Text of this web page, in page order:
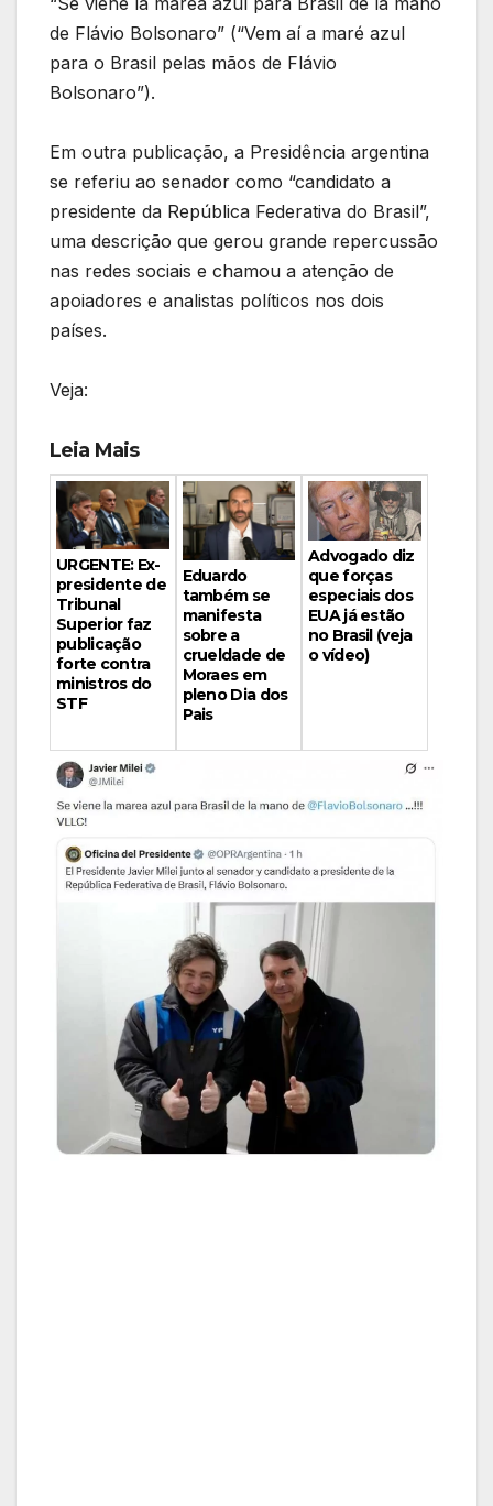
de Flávio Bolsonaro” (“Vem aí a maré azul
para o Brasil pelas mãos de Flávio
Bolsonaro”).
Em outra publicação, a Presidência argentina
se referiu ao senador como “candidato a
presidente da República Federativa do Brasil”,
uma descrição que gerou grande repercussão
nas redes sociais e chamou a atenção de
apoiadores e analistas políticos nos dois
países.
Veja:
Leia Mais
URGENTE: Ex-
presidente de
Tribunal
Superior faz
publicação
forte contra
ministros do
STF
Eduardo
também se
manifesta
sobre a
crueldade de
Moraes em
pleno Dia dos
Pais
Advogado diz
que forças
especiais dos
EUA já estão
no Brasil (veja
o vídeo)